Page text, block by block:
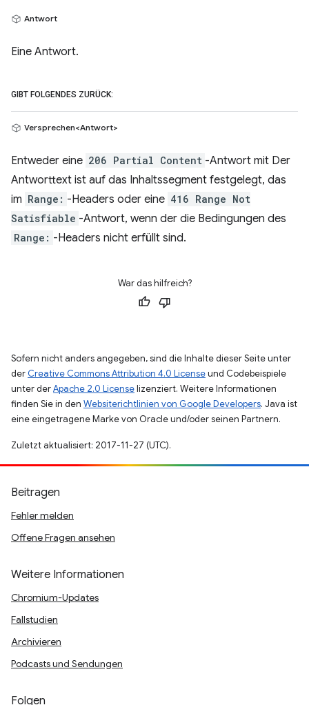
Antwort
Eine Antwort.
GIBT FOLGENDES ZURÜCK:
Versprechen<Antwort>
Entweder eine 206 Partial Content -Antwort mit Der
Antworttext ist auf das Inhaltssegment festgelegt, das
im Range: -Headers oder eine 416 Range Not
Satisfiable -Antwort, wenn der die Bedingungen des
Range: -Headers nicht erfüllt sind.
War das hilfreich?
Sofern nicht anders angegeben, sind die Inhalte dieser Seite unter
der Creative Commons Attribution 4.0 Licenseund Codebeispiele
unter derApache 2.0 Licenselizenziert. Weitere Informationen
finden Sie in den Websiterichtlinien von Google Developers. Java ist
eine eingetragene Marke von Oracle und/oder seinen Partnern.
Zuletzt aktualisiert: 2017-11-27 (UTC).
Beitragen
Fehler melden
Offene Fragen ansehen
Weitere Informationen
Chromium-Updates
Fallstudien
Archivieren
Podcasts und Sendungen
Folgen